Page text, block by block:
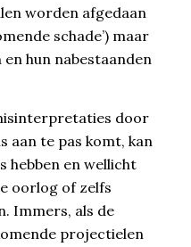
worden afgedaan
schade’) maar
hun nabestaanden
door
aan te pas komt, kan
hebben en wellicht
oorlog of zelfs
Immers, als de
projectielen